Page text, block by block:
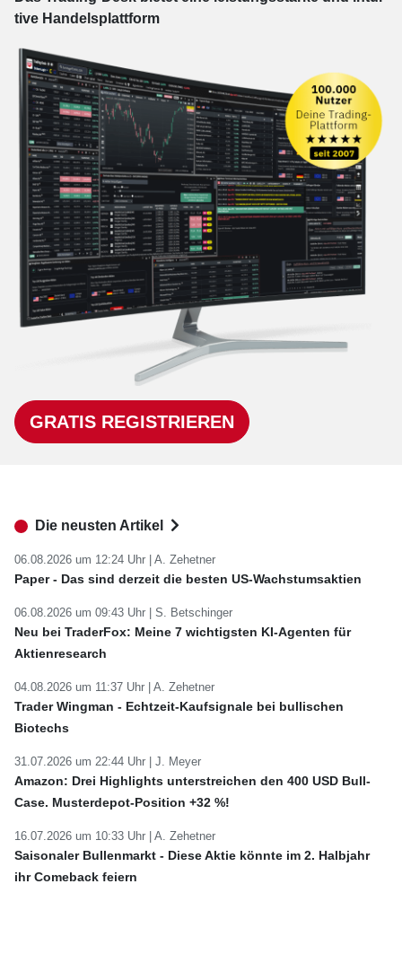
tive Han­dels­platt­form
GRATIS REGISTRIEREN
Die neusten Artikel
06.08.2026 um 12:24 Uhr | A. Zehetner
Paper - Das sind derzeit die besten US-Wachstumsaktien
06.08.2026 um 09:43 Uhr | S. Betschinger
Neu bei TraderFox: Meine 7 wichtigsten KI-Agenten für
Aktienresearch
04.08.2026 um 11:37 Uhr | A. Zehetner
Trader Wingman - Echtzeit-Kaufsignale bei bullischen
Biotechs
31.07.2026 um 22:44 Uhr | J. Meyer
Amazon: Drei Highlights unterstreichen den 400 USD Bull-
Case. Musterdepot-Position +32 %!
16.07.2026 um 10:33 Uhr | A. Zehetner
Saisonaler Bullenmarkt - Diese Aktie könnte im 2. Halbjahr
ihr Comeback feiern